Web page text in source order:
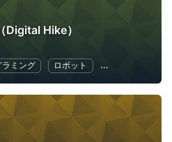
Digital Hike）
ラミング ロボット キッズ